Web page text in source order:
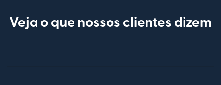
Veja o que nossos clientes dizem